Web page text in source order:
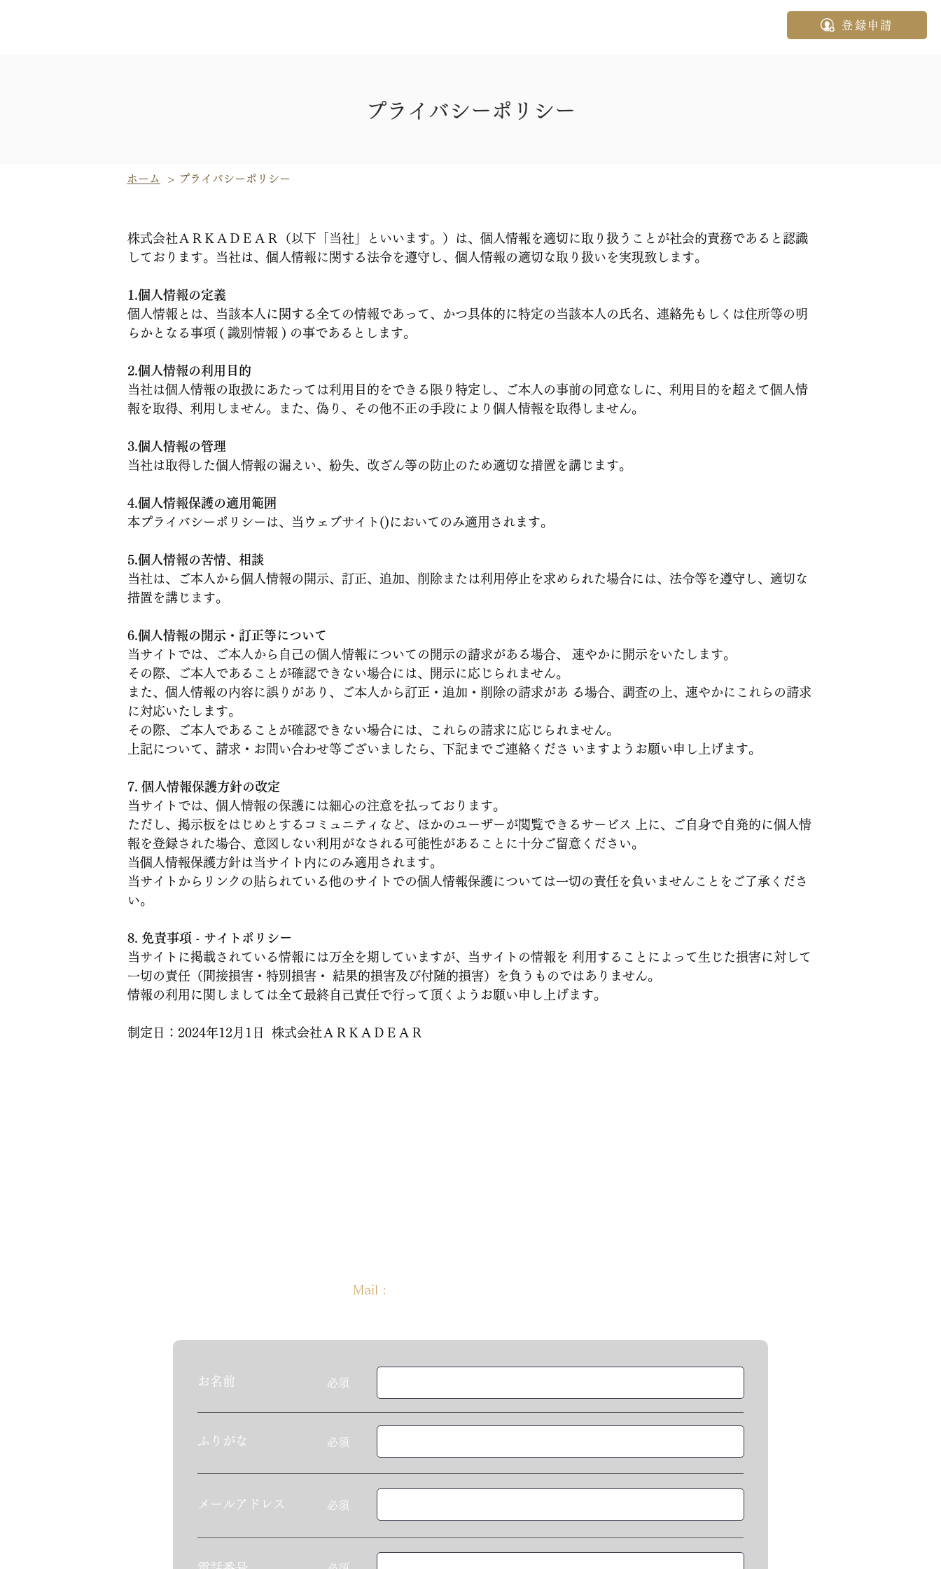
登録申請
​プライバシーポリシー
ホーム > プライバシーポリシー
株式会社ＡＲＫＡＤＥＡＲ（以下「当社」といいます。）は、個人情報を適切に取り扱うことが社会的責務であると認識
しております。当社は、個人情報に関する法令を遵守し、個人情報の適切な取り扱いを実現致します。
1.個人情報の定義
個人情報とは、当該本人に関する全ての情報であって、かつ具体的に特定の当該本人の氏名、連絡先もしくは住所等の明
らかとなる事項 ( 識別情報 ) の事であるとします。
2.個人情報の利用目的
当社は個人情報の取扱にあたっては利用目的をできる限り特定し、ご本人の事前の同意なしに、利用目的を超えて個人情
報を取得、利用しません。また、偽り、その他不正の手段により個人情報を取得しません。
3.個人情報の管理
当社は取得した個人情報の漏えい、紛失、改ざん等の防止のため適切な措置を講じます。
4.個人情報保護の適用範囲
本プライバシーポリシーは、当ウェブサイト()においてのみ適用されます。
5.個人情報の苦情、相談
当社は、ご本人から個人情報の開示、訂正、追加、削除または利用停止を求められた場合には、法令等を遵守し、適切な
措置を講じます。
6.個人情報の開示・訂正等について
当サイトでは、ご本人から自己の個人情報についての開示の請求がある場合、 速やかに開示をいたします。
その際、ご本人であることが確認できない場合には、開示に応じられません。
また、個人情報の内容に誤りがあり、ご本人から訂正・追加・削除の請求があ る場合、調査の上、速やかにこれらの請求
に対応いたします。
その際、ご本人であることが確認できない場合には、これらの請求に応じられません。
上記について、請求・お問い合わせ等ございましたら、下記までご連絡くださ いますようお願い申し上げます。
7. 個人情報保護方針の改定
当サイトでは、個人情報の保護には細心の注意を払っております。
ただし、掲示板をはじめとするコミュニティなど、ほかのユーザーが閲覧できるサービス 上に、ご自身で自発的に個人情
報を登録された場合、意図しない利用がなされる可能性があることに十分ご留意ください。
当個人情報保護方針は当サイト内にのみ適用されます。
当サイトからリンクの貼られている他のサイトでの個人情報保護については一切の責任を負いませんことをご了承くださ
い。
8. 免責事項 - サイトポリシー
当サイトに掲載されている情報には万全を期していますが、当サイトの情報を 利用することによって生じた損害に対して
一切の責任（間接損害・特別損害・ 結果的損害及び付随的損害）を負うものではありません。
情報の利用に関しましては全て最終自己責任で行って頂くようお願い申し上げます。
制定日：2024年12月1日 株式会社ＡＲＫＡＤＥＡＲ
Mail :
お名前 ​必須
​ふりがな ​必須
​メールアドレス ​必須